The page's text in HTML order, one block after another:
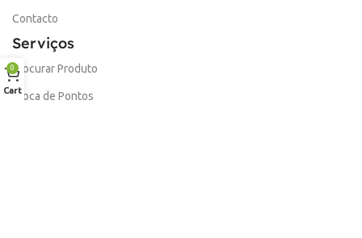
Contacto
Serviços
Procurar Produto
Troca de Pontos
0
Cart